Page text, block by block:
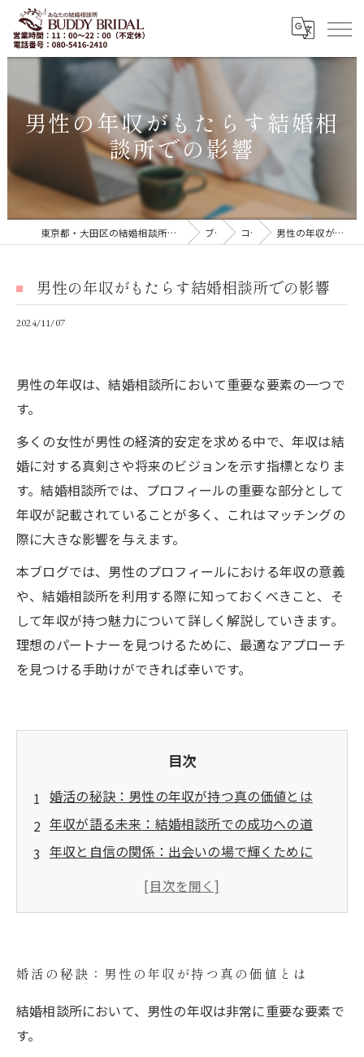
男性の年収がもたらす結婚相
談所での影響
東京都・大田区の結婚相談所｜再婚・20代30代の婚活なら「BUDDY BRIDAL 東京」 ブログ コラム 男性の年収がもたらす結婚相談所での影響
男性の年収がもたらす結婚相談所での影響
2024/11/07
男性の年収は、結婚相談所において重要な要素の一つで
す。
多くの女性が男性の経済的安定を求める中で、年収は結
婚に対する真剣さや将来のビジョンを示す指標となりま
す。結婚相談所では、プロフィールの重要な部分として
年収が記載されていることが多く、これはマッチングの
際に大きな影響を与えます。
本ブログでは、男性のプロフィールにおける年収の意義
や、結婚相談所を利用する際に知っておくべきこと、そ
して年収が持つ魅力について詳しく解説していきます。
理想のパートナーを見つけるために、最適なアプローチ
を見つける手助けができれば幸いです。
目次
婚活の秘訣：男性の年収が持つ真の価値とは
年収が語る未来：結婚相談所での成功への道
年収と自信の関係：出会いの場で輝くために
理想のパートナーを見つけるキーポイント：年
東京で婚活をご検討中の皆さまへ
婚活の秘訣：男性の年収が持つ真の価値とは
結婚相談所において、男性の年収は非常に重要な要素で
す。